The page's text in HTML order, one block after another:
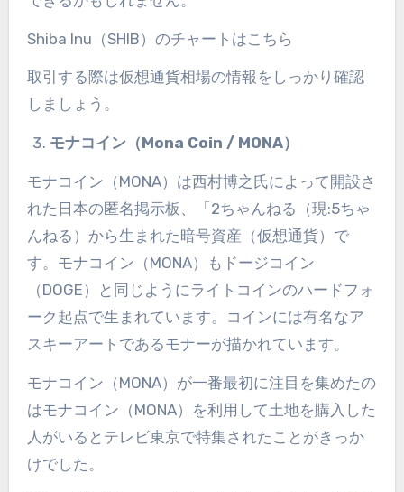
Shiba Inu （SHIB ）のチャート はこちら
取引する際は仮想通貨相場の情報をしっかり確認
しましょう。
モナコイン（Mona Coin / MONA）
モナコイン（ MONA）は西村博之氏によって開設さ
れた日本の匿名掲示板、「2ちゃんねる（現:5ちゃ
んねる）から生まれた暗号資産（仮想通貨）で
す。モナコイン（ MONA）もドージコイン
（ DOGE ）と同じようにライトコインのハードフォ
ーク起点で生まれています。コインには有名なア
スキーアートであるモナーが描かれています。
モナコイン（ MONA）が一番最初に注目を集めたの
はモナコイン（ MONA）を利用して土地を購入した
人がいるとテレビ東京で特集されたことがきっか
けでした。